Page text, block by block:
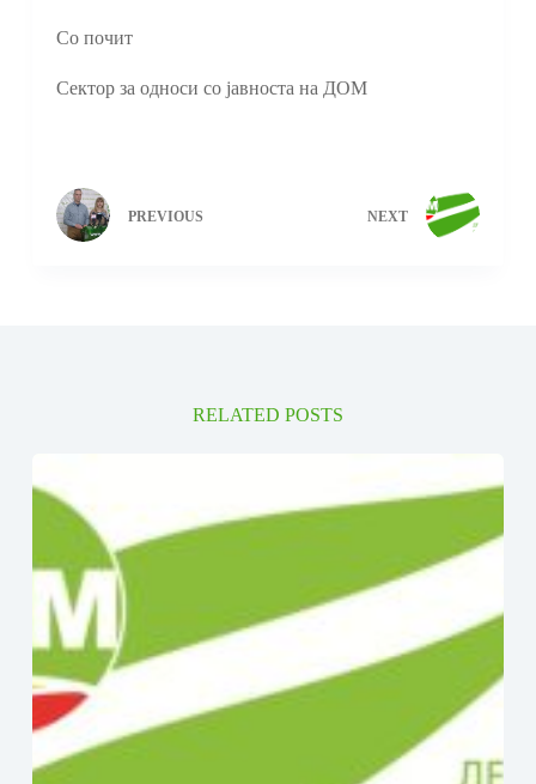
Со почит
Сектор за односи со јавноста на ДОМ
PREVIOUS NEXT
RELATED POSTS